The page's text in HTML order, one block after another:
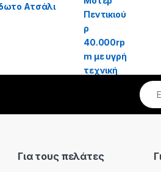
Ατσάλι
Για τους πελάτες